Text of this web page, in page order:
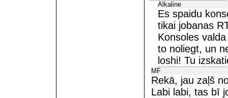
Alkaline
Es spaidu
tikai jobanas
Konsoles
to noliegt, un
loshi! Tu
MF
Rekā, jau zaļš
Labi labi, tas bī